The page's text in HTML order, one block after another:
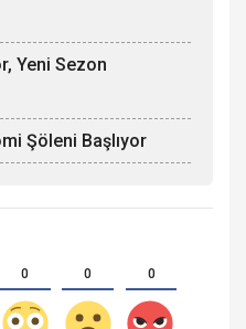
Yeni Sezon
Şöleni Başlıyor
0 0 0